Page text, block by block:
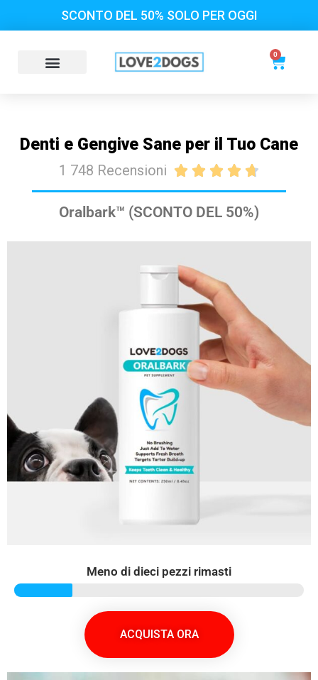
SCONTO DEL 50% SOLO PER OGGI
0
Denti e Gengive Sane per il Tuo Cane
1 748 Recensioni     
Oralbark™ (SCONTO DEL 50%)
Meno di dieci pezzi rimasti
ACQUISTA ORA